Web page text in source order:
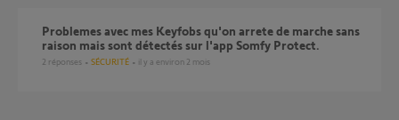
Problemes avec mes Keyfobs qu'on arrete de marche sans
raison mais sont détectés sur l'app Somfy Protect.
2 réponses SÉCURITÉ il y a environ 2 mois